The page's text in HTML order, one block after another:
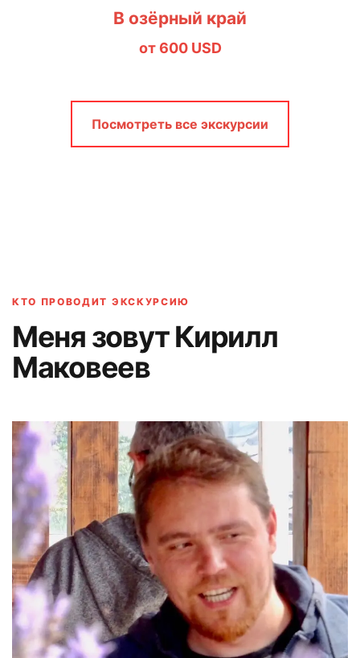
В озёрный край
от 600USD
Посмотреть все экскурсии
КТО ПРОВОДИТ ЭКСКУРСИЮ
Меня зовут Кирилл
Маковеев